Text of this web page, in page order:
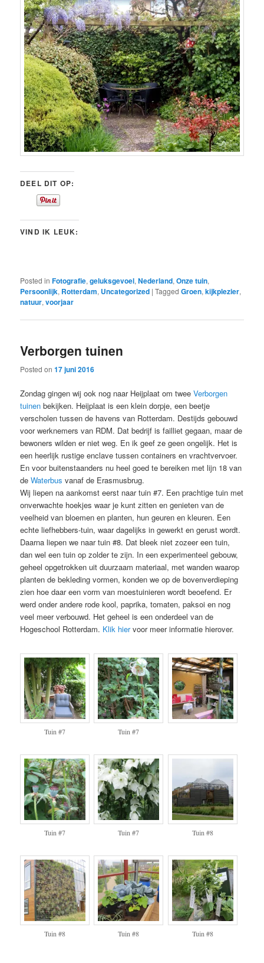
DEEL DIT OP:
VIND IK LEUK:
Posted in Fotografie,geluksgevoel,Nederland,Onze tuin,
Persoonlijk, Rotterdam, Uncategorized |Tagged Groen,kijkplezier,
natuur,voorjaar
Verborgen tuinen
Posted on17 juni 2016
Zondag gingen wij ook nog naar Heijplaat om tweeVerborgen
tuinen bekijken. Heijplaat is een klein dorpje, een beetje
verscholen tussen de havens van Rotterdam. Destijds gebouwd
voor werknemers van RDM. Dat bedrijf is failliet gegaan, maar de
bewoners wilden er niet weg. En ik geef ze geen ongelijk. Het is
een heerlijk rustige enclave tussen containers en vrachtvervoer.
En voor buitenstaanders nu heel goed te bereiken met lijn 18 van
deWaterbus vanaf de Erasmusbrug.
Wij liepen na aankomst eerst naar tuin #7. Een prachtige tuin met
onverwachte hoekjes waar je kunt zitten en genieten van de
veelheid van bloemen en planten, hun geuren en kleuren. Een
echte liefhebbers-tuin, waar dagelijks in gewerkt en gerust wordt.
Daarna liepen we naar tuin #8. Dat bleek niet zozeer een tuin,
dan wel een tuin op zolder te zijn. In een experimenteel gebouw,
geheel opgetrokken uit duurzaam materiaal, met wanden waarop
planten de bekleding vormen, konden we op de bovenverdieping
zien hoe daar een vorm van moestuinieren wordt beoefend. Er
werd onder andere rode kool, paprika, tomaten, paksoi en nog
veel meer verbouwd. Het geheel is een onderdeel van de
Hogeschool Rotterdam. Klik hiervoor meer informatie hierover.
Tuin #7 Tuin #7
Tuin #7 Tuin #7 Tuin #8
Tuin #8 Tuin #8 Tuin #8